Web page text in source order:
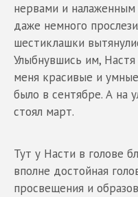
нервами и
даже немного
шестиклашки
Улыбнувшись им,
меня красивые и
было в сентябре. А на
стоял март.
Тут у Насти в голове
вполне достойная
просвещения и